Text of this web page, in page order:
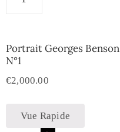
Portrait Georges Benson
N°1
€2,000.00
Vue Rapide